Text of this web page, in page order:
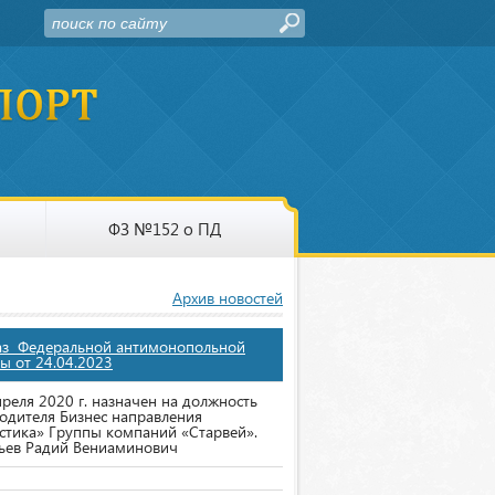
ФЗ №152 о ПД
Архив новостей
Федеральной антимонопольной
от 24.04.2023
2020 г. назначен на должность
Бизнес направления
Группы компаний «Старвей».
Радий Вениаминович